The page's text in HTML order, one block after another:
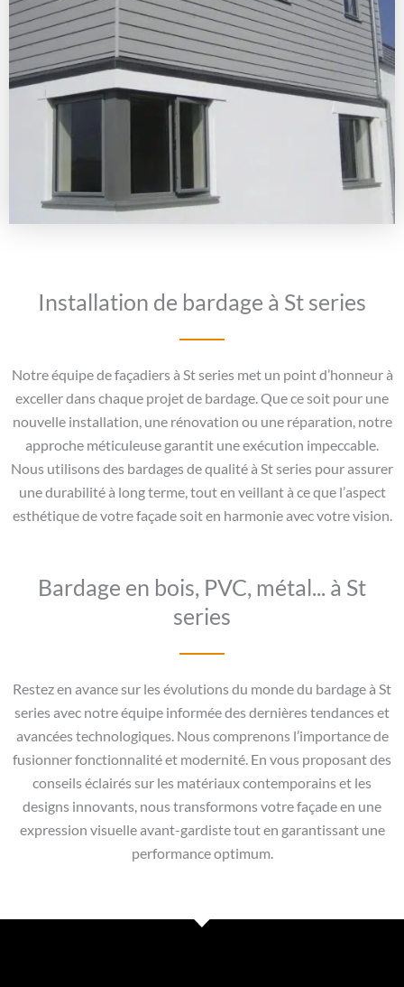
Installation de bardage à St series
Notre équipe de façadiers à St series met un point d’honneur à
exceller dans chaque projet de bardage. Que ce soit pour une
nouvelle installation, une rénovation ou une réparation, notre
approche méticuleuse garantit une exécution impeccable.
Nous utilisons des bardages de qualité à St series pour assurer
une durabilité à long terme, tout en veillant à ce que l’aspect
esthétique de votre façade soit en harmonie avec votre vision.
Bardage en bois, PVC, métal... à St
series
Restez en avance sur les évolutions du monde du bardage à St
series avec notre équipe informée des dernières tendances et
avancées technologiques. Nous comprenons l’importance de
fusionner fonctionnalité et modernité. En vous proposant des
conseils éclairés sur les matériaux contemporains et les
designs innovants, nous transformons votre façade en une
expression visuelle avant-gardiste tout en garantissant une
performance optimum.